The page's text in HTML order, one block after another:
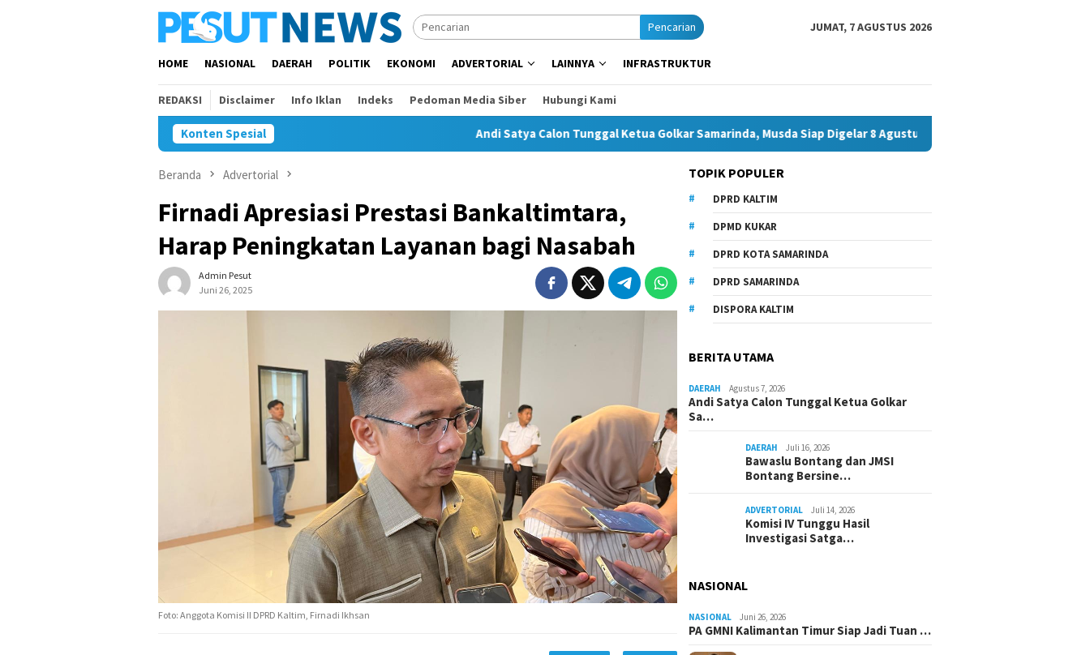
Pencarian JUMAT, 7 AGUSTUS 2026
HOME NASIONAL DAERAH POLITIK EKONOMI ADVERTORIAL LAINNYA INFRASTRUKTUR
REDAKSI Disclaimer Info Iklan Indeks Pedoman Media Siber Hubungi Kami
Konten Spesial Andi Satya Calon Tunggal Ketua Golkar Samarinda, Musda Siap Digelar 8 Agustus 2026
Beranda Advertorial
Firnadi Apresiasi Prestasi Bankaltimtara,
Harap Peningkatan Layanan bagi Nasabah
Admin Pesut
Juni 26, 2025
Foto: Anggota Komisi II DPRD Kaltim, Firnadi Ikhsan
TOPIK POPULER
DPRD KALTIM
DPMD KUKAR
DPRD KOTA SAMARINDA
DPRD SAMARINDA
DISPORA KALTIM
BERITA UTAMA
DAERAH Agustus 7, 2026
Andi Satya Calon Tunggal Ketua Golkar
Sa…
DAERAH Juli 16, 2026
Bawaslu Bontang dan JMSI
Bontang Bersine…
ADVERTORIAL Juli 14, 2026
Komisi IV Tunggu Hasil
Investigasi Satga…
NASIONAL
NASIONAL Juni 26, 2026
PA GMNI Kalimantan Timur Siap Jadi Tuan …